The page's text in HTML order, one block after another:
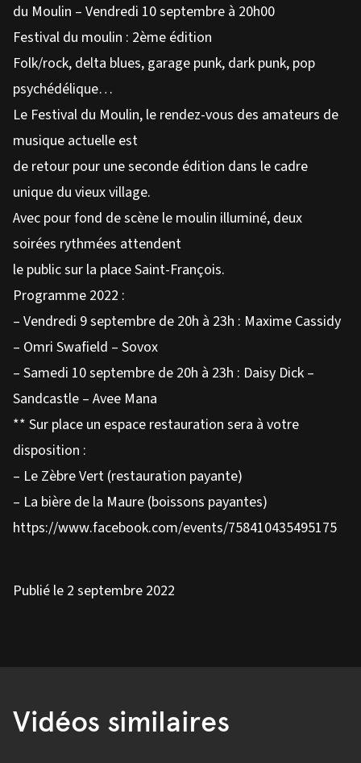
du Moulin – Vendredi 10 septembre à 20h00
Festival du moulin : 2ème édition
Folk/rock, delta blues, garage punk, dark punk, pop
psychédélique…
Le Festival du Moulin, le rendez-vous des amateurs de
musique actuelle est
de retour pour une seconde édition dans le cadre
unique du vieux village.
Avec pour fond de scène le moulin illuminé, deux
soirées rythmées attendent
le public sur la place Saint-François.
Programme 2022 :
– Vendredi 9 septembre de 20h à 23h : Maxime Cassidy
– Omri Swafield – Sovox
– Samedi 10 septembre de 20h à 23h : Daisy Dick –
Sandcastle – Avee Mana
** Sur place un espace restauration sera à votre
disposition :
– Le Zèbre Vert (restauration payante)
– La bière de la Maure (boissons payantes)
https://www.facebook.com/events/758410435495175
Publié le 2 septembre 2022
Vidéos similaires